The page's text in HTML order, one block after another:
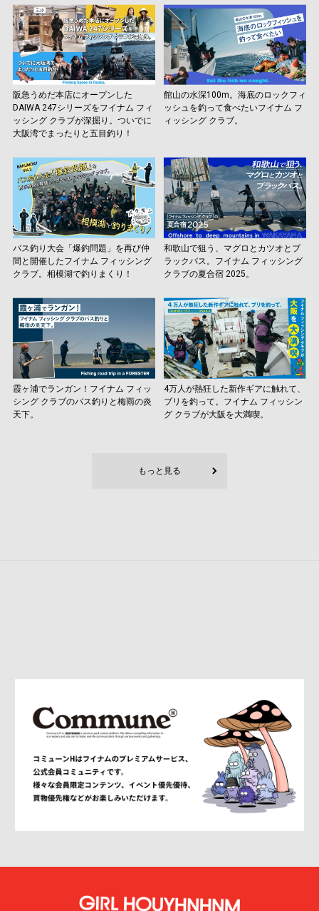
阪急うめだ本店にオープンした
DAIWA 247シリーズをフイナム フィ
ッシング クラブが深掘り。ついでに
大阪湾でまったりと五目釣り！
館山の水深100m。海底のロックフィ
ッシュを釣って食べたいフイナム フ
ィッシング クラブ。
バス釣り大会「爆釣問題」を再び仲
間と開催したフイナム フィッシング
クラブ。相模湖で釣りまくり！
和歌山で狙う、マグロとカツオとブ
ラックバス。フイナム フィッシング
クラブの夏合宿 2025。
霞ヶ浦でランガン！フイナム フィッ
シング クラブのバス釣りと梅雨の炎
天下。
4万人が熱狂した新作ギアに触れて、
ブリを釣って。フイナム フィッシン
グ クラブが大阪を大満喫。
もっと見る